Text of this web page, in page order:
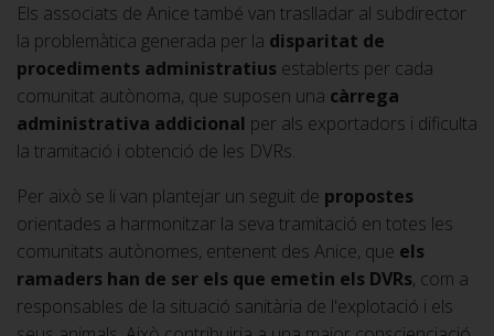
Els associats de Anice també van traslladar al subdirector
la problemàtica generada per la disparitat de
procediments administratius establerts per cada
comunitat autònoma, que suposen una càrrega
administrativa addicional per als exportadors i dificulta
la tramitació i obtenció de les DVRs.
Per això se li van plantejar un seguit de propostes
orientades a harmonitzar la seva tramitació en totes les
comunitats autònomes, entenent des Anice, que els
ramaders han de ser els que emetin els DVRs, com a
responsables de la situació sanitària de l'explotació i els